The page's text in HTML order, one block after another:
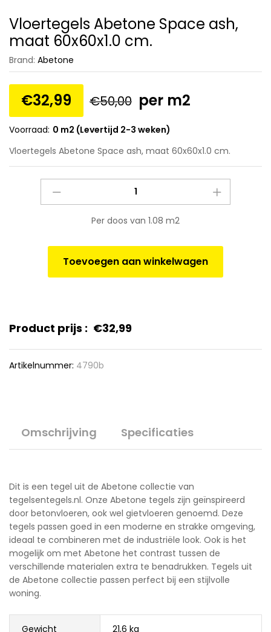
Vloertegels Abetone Space ash,
maat 60x60x1.0 cm.
Brand: Abetone
€32,99 €50,00 per m2
Voorraad: 0 m2 (Levertijd 2-3 weken)
Vloertegels Abetone Space ash, maat 60x60x1.0 cm.
quantity
Per doos van 1.08 m2
Toevoegen aan winkelwagen
Product prijs : €32,99
Artikelnummer: 4790b
Omschrijving Specificaties
Dit is een tegel uit de Abetone collectie van
tegelsentegels.nl. Onze Abetone tegels zijn geïnspireerd
door betonvloeren, ook wel gietvloeren genoemd. Deze
tegels passen goed in een moderne en strakke omgeving,
ideaal te combineren met de industriële look. Ook is het
mogelijk om met Abetone het contrast tussen de
verschillende materialen extra te benadrukken. Tegels uit
de Abetone collectie passen perfect bij een stijlvolle
woning.
Gewicht 21,6 kg